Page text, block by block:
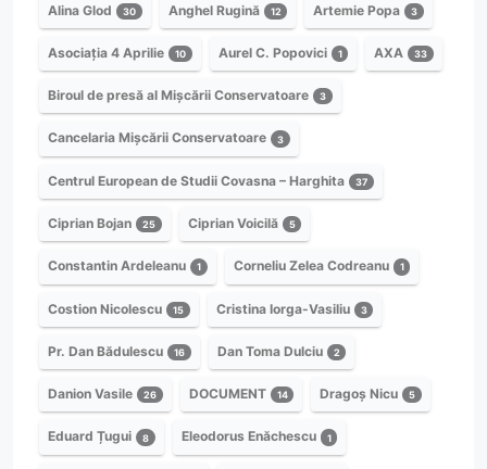
Alina Glod 30 Anghel Rugină 12 Artemie Popa 3
Asociația 4 Aprilie 10 Aurel C. Popovici 1 AXA 33
Biroul de presă al Mișcării Conservatoare 3
Cancelaria Mișcării Conservatoare 3
Centrul European de Studii Covasna – Harghita 37
Ciprian Bojan 25 Ciprian Voicilă 5
Constantin Ardeleanu 1 Corneliu Zelea Codreanu 1
Costion Nicolescu 15 Cristina Iorga-Vasiliu 3
Pr. Dan Bădulescu 16 Dan Toma Dulciu 2
Danion Vasile 26 DOCUMENT 14 Dragoș Nicu 5
Eduard Țugui 8 Eleodorus Enăchescu 1